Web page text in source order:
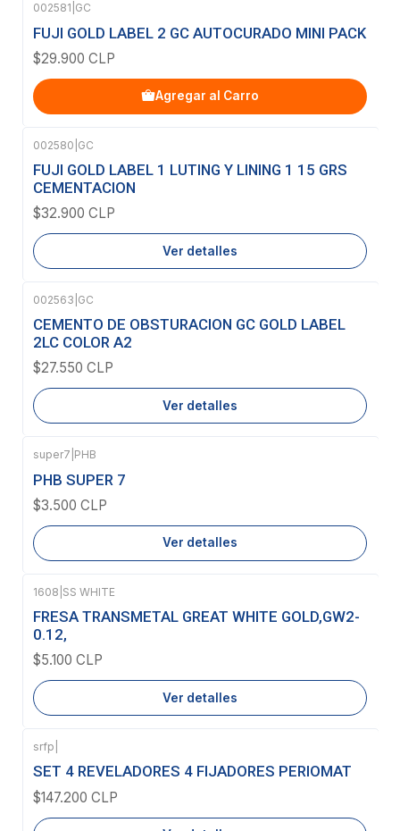
002581 GC
FUJI GOLD LABEL 2 GC AUTOCURADO MINI PACK
$29.900 CLP
Agregar al Carro
Agotado
002580 GC
FUJI GOLD LABEL 1 LUTING Y LINING 1 15 GRS
CEMENTACION
$32.900 CLP
Ver detalles
Agotado
002563 GC
CEMENTO DE OBSTURACION GC GOLD LABEL
2LC COLOR A2
$27.550 CLP
Ver detalles
Agotado
super7 PHB
PHB SUPER 7
$3.500 CLP
Ver detalles
Agotado
1608 SS WHITE
FRESA TRANSMETAL GREAT WHITE GOLD,GW2-
0.12,
$5.100 CLP
Ver detalles
Agotado
srfp
SET 4 REVELADORES 4 FIJADORES PERIOMAT
$147.200 CLP